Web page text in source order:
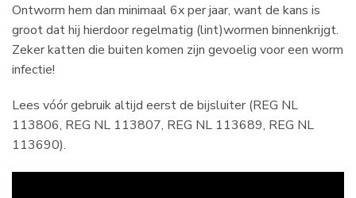
Ontworm hem dan minimaal 6x per jaar, want de kans is
groot dat hij hierdoor regelmatig (lint)wormen binnenkrijgt.
Zeker katten die buiten komen zijn gevoelig voor een worm
infectie!
Lees vóór gebruik altijd eerst de bijsluiter (REG NL
113806, REG NL 113807, REG NL 113689, REG NL
113690).